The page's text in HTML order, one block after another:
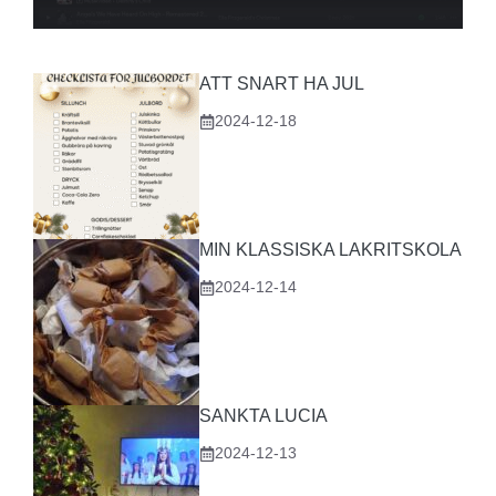
ATT SNART HA JUL
2024-12-18
MIN KLASSISKA LAKRITSKOLA
2024-12-14
SANKTA LUCIA
2024-12-13